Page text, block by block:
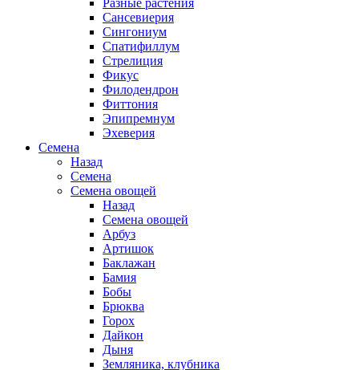
Разные растения
Сансевиерия
Сингониум
Спатифиллум
Стрелиция
Фикус
Филодендрон
Фиттония
Эпипремнум
Эхеверия
Семена
Назад
Семена
Семена овощей
Назад
Семена овощей
Арбуз
Артишок
Баклажан
Бамия
Бобы
Брюква
Горох
Дайкон
Дыня
Земляника, клубника